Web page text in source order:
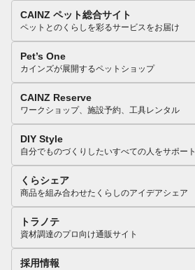
CAINZ ペット総合サイト
ペットとのくらしを彩るサービスをお届け
Pet’s One
カインズが展開するペットショップ
CAINZ Reserve
ワークショップ、施設予約、工具レンタル
DIY Style
自分でものづくりしたいすべての人をサポート
くらシェア
商品を組み合わせたくらしのアイデアシェア
トラノテ
資材調達のプロ向け通販サイト
採用情報